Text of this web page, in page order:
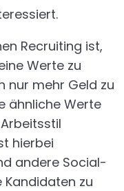
Recruiting ist,
Werte zu
nur mehr Geld zu
ähnliche Werte
hierbei
andere Social-
Kandidaten zu